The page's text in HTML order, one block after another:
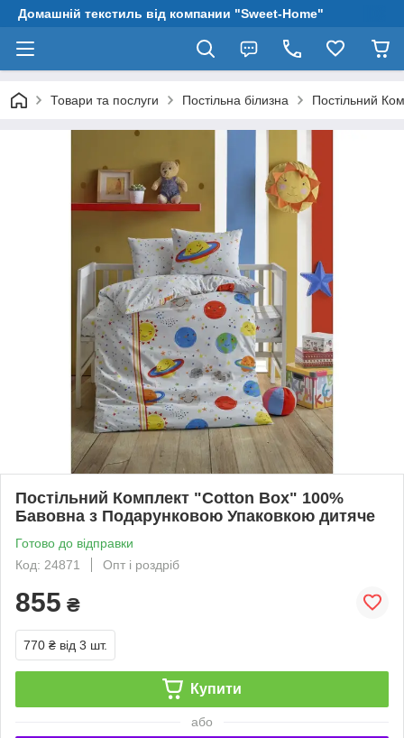
Домашній текстиль від компании "Sweet-Home"
Товари та послуги Постільна білизна Постільний
Постільний Комплект "Cotton Box" 100%
Бавовна з Подарунковою Упаковкою дитяче
Готово до відправки
Код: 24871
Опт і роздріб
855 ₴
770 ₴ від 3 шт.
Купити
або